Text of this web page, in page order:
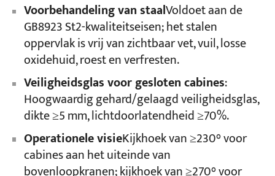
Voorbehandeling van staalVoldoet aan de
GB8923 St2-kwaliteitseisen; het stalen
oppervlak is vrij van zichtbaar vet, vuil, losse
oxidehuid, roest en verfresten.
Veiligheidsglas voor gesloten cabines:
Hoogwaardig gehard/gelaagd veiligheidsglas,
dikte ≥5 mm, lichtdoorlatendheid ≥70%.
Operationele visieKijkhoek van ≥230° voor
cabines aan het uiteinde van